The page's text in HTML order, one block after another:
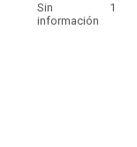
Sin
información
1